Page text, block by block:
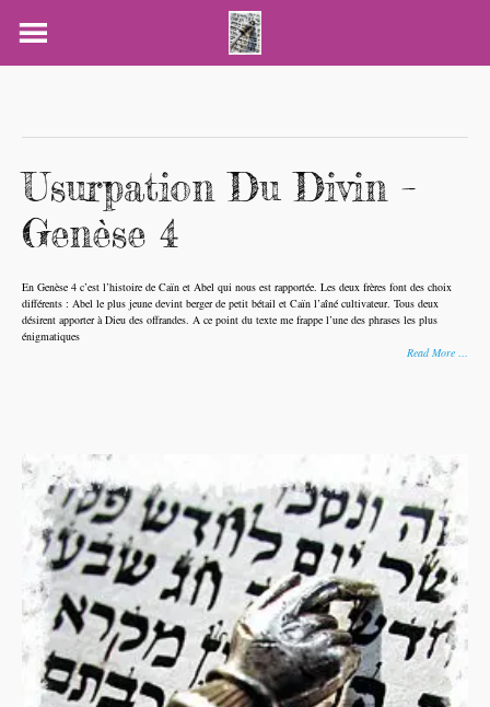
Usurpation Du Divin –
Genèse 4
En Genèse 4 c’est l’histoire de Caïn et Abel qui nous est rapportée. Les deux frères font des choix
différents : Abel le plus jeune devint berger de petit bétail et Caïn l’aîné cultivateur. Tous deux
désirent apporter à Dieu des offrandes. A ce point du texte me frappe l’une des phrases les plus
énigmatiques
Read More …